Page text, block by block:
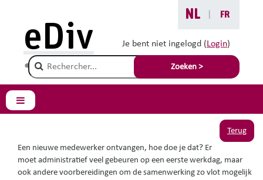
NL FR
Je bent niet ingelogd (Login)
Champ de recherche
Zoeken >
eDiv
Zijpaneel
Je bent hier :
Brochure en checklist
onthaalbeleid
Terug
Een nieuwe medewerker ontvangen, hoe doe je dat? Er
moet administratief veel gebeuren op een eerste werkdag, maar
ook andere voorbereidingen om de samenwerking zo vlot mogelijk